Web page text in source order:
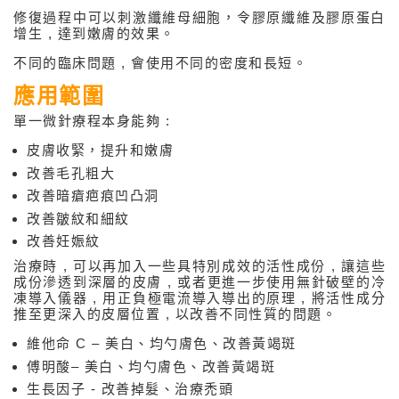
醫學美容問題
醫學美容療程
注射療程
高能量儀器療程
其它
微線拉提 / 蛋白線拉提
果酸換膚
微晶磨皮
微針及冷凍導入
麥林離子塑身纖體
醫美治療產品
修復過程中可以刺激纖維母細胞，令膠原纖維及膠原蛋白
增生 , 達到嫩膚的效果。
不同的臨床問題 , 會使用不同的密度和長短。
應用範圍
單一微針療程本身能夠 :
皮膚收緊，提升和嫩膚
改善毛孔粗大
改善暗瘡疤痕凹凸洞
改善皺紋和細紋
改善妊娠紋
治療時 , 可以再加入一些具特別成效的活性成份 , 讓這些
成份滲透到深層的皮膚 , 或者更進一步使用無針破壁的冷
凍導入儀器 , 用正負極電流導入導出的原理 , 將活性成分
推至更深入的皮層位置 , 以改善不同性質的問題。
維他命 C – 美白、均勺膚色、改善黃竭斑
傅明酸– 美白、均勺膚色、改善黃竭斑
生長因子 - 改善掉髮、治療禿頭